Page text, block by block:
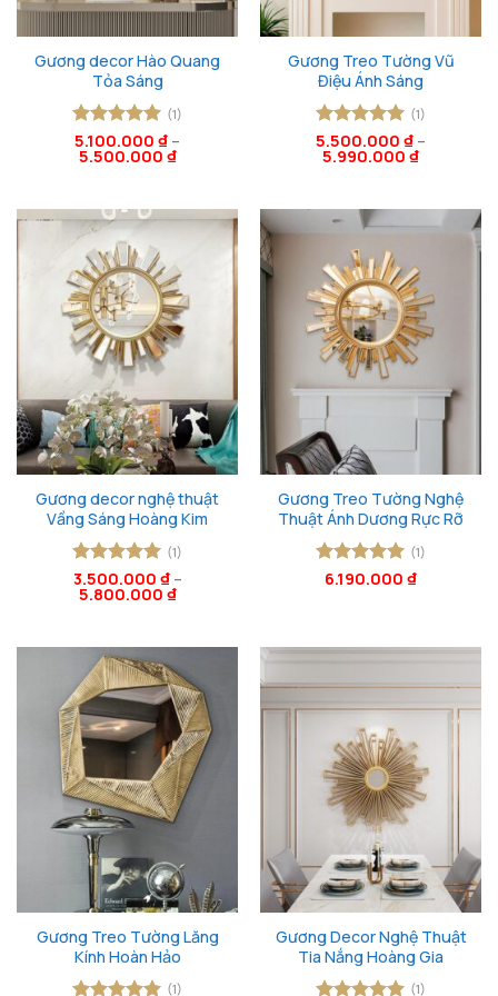
Gương decor Hào Quang
Tỏa Sáng
Được xếp
hạng55
(1)
5.100.000 ₫ –
5.500.000 ₫
Gương Treo Tường Vũ
Điệu Ánh Sáng
Được xếp
hạng55
(1)
5.500.000 ₫ –
5.990.000 ₫
Gương decor nghệ thuật
Vầng Sáng Hoàng Kim
Được xếp
hạng55
(1)
3.500.000 ₫–
5.800.000 ₫
Gương Treo Tường Nghệ
Thuật Ánh Dương Rực Rỡ
Được xếp
(1)
6.190.000 ₫
Gương Treo Tường Lăng
Kính Hoàn Hảo
(1)
Gương Decor Nghệ Thuật
Tia Nắng Hoàng Gia
(1)